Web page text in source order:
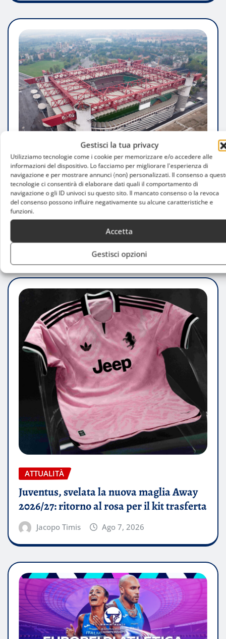
Gestisci la tua privacy
Utilizziamo tecnologie come i cookie per memorizzare e/o accedere alle
informazioni del dispositivo. Lo facciamo per migliorare l'esperienza di
navigazione e per mostrare annunci (non) personalizzati. Il consenso a
tecnologie ci consentirà di elaborare dati quali il comportamento di
navigazione o gli ID univoci su questo sito. Il mancato consenso o la revoca
del consenso possono influire negativamente su alcune caratteristiche e
funzioni.
Accetta
Gestisci opzioni
ATTUALITÀ
Nuovo stadio di Milano: progetto, tempi e
scenari
Luca Talotta Ago 8, 2026
ATTUALITÀ
Juventus, svelata la nuova maglia Away
2026/27: ritorno al rosa per il kit trasferta
Jacopo Timis Ago 7, 2026